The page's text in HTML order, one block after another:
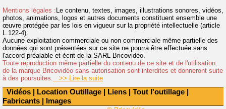
Vidéos | Location Outillage | Liens | Tout l'outillage |
Fabricants | Images
Mentions légales : Le contenu, textes, images, illustrations sonores, vidéos,
photos, animations, logos et autres documents constituent ensemble une
œuvre protégée par les lois en vigueur sur la propriété intellectuelle (article
L.122-4).
Aucune exploitation commerciale ou non commerciale même partielle des
données qui sont présentées sur ce site ne pourra être effectuée sans
l'accord préalable et écrit de la SARL Bricovidéo.
Toute reproduction même partielle du contenu de ce site et de l'utilisation
de la marque Bricovidéo sans autorisation sont interdites et donneront suite
à des poursuites.
>> Lire la suite